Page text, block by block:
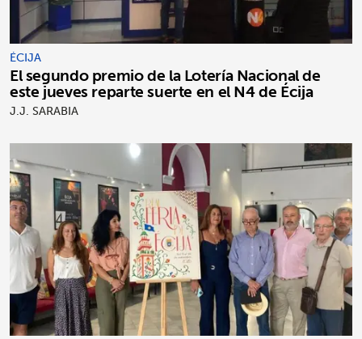
ÉCIJA
El segundo premio de la Lotería Nacional de
este jueves reparte suerte en el N4 de Écija
J.J. SARABIA